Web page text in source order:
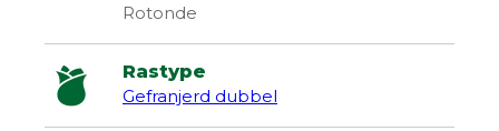
Rotonde
Rastype
Gefranjerd dubbel